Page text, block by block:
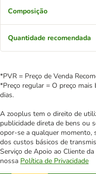
Composição
Quantidade recomendada
*PVR = Preço de Venda
*Preço regular = O preço
dias.
A zooplus tem o direito de
publicidade direta de bens ou
opor-se a qualquer momento,
dos custos básicos de
Serviço de Apoio ao Cliente
nossa Política de Privacidade